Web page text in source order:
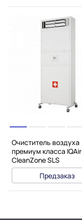
Очиститель воздуха
премиум класса IQAir
CleanZone SLS
Предзаказ